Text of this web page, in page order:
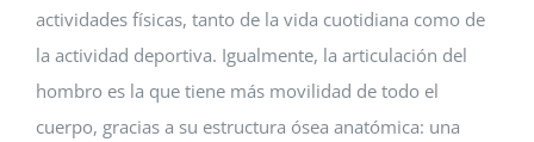
actividades físicas, tanto de la vida cuotidiana como de
la actividad deportiva. Igualmente, la articulación del
hombro es la que tiene más movilidad de todo el
cuerpo, gracias a su estructura ósea anatómica: una